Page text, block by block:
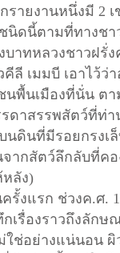
รายงานหนึ่งมี 2
นิดนี้ตามที่ทางชา
บาทหลวงชาวฝรั่
ลี เมมบี เอาไว้ว่
นพื้นเมืองที่นั่น ต
ดาสรรพสัตว์ที่ท่
ดินที่มีรอยกรงเ
ากสัตว์ลึกลับที่ค
หลัง)
รั้งแรก ช่วงค.ศ.
เรื่องราวถึงลัก
ใช่อย่างแน่นอน